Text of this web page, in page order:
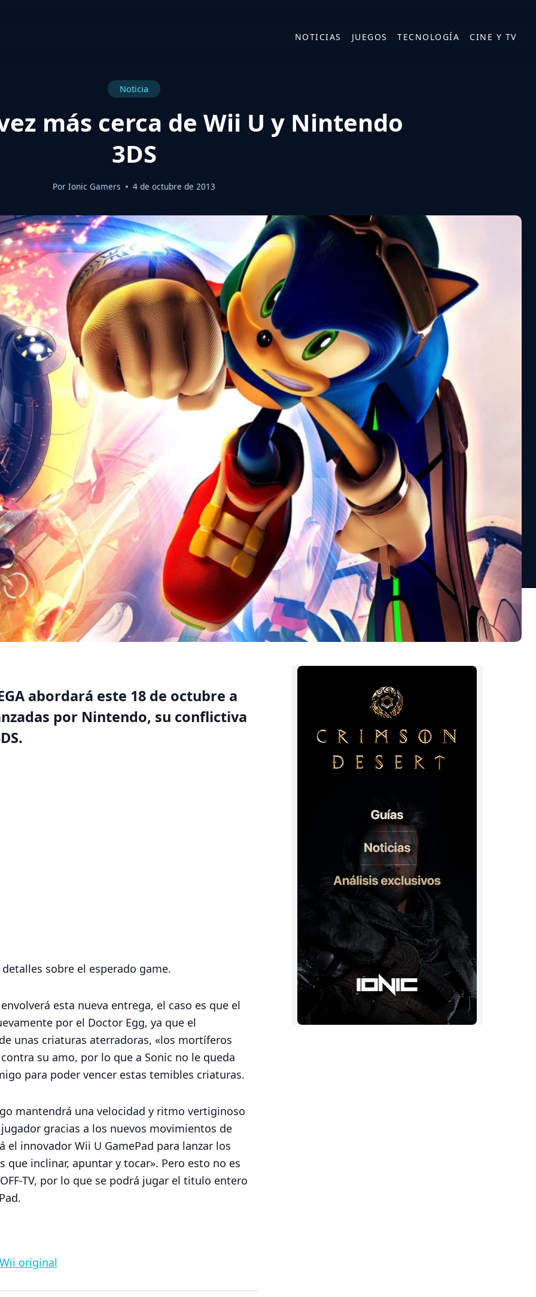
NOTICIAS JUEGOS TECNOLOGÍA CINE Y TV
Noticia
más cerca de Wii U y Nintendo
3DS
Por Ionic Gamers 4 de octubre de 2013
abordará este 18 de octubre a
por Nintendo, su conflictiva
sobre el esperado game.
esta nueva entrega, el caso es que el
por el Doctor Egg, ya que el
unas criaturas aterradoras, «los mortíferos
su amo, por lo que a Sonic no le queda
para poder vencer estas temibles criaturas.
mantendrá una velocidad y ritmo vertiginoso
gracias a los nuevos movimientos de
el innovador Wii U GamePad para lanzar los
que inclinar, apuntar y tocar». Pero esto no es
TV, por lo que se podrá jugar el titulo entero
original